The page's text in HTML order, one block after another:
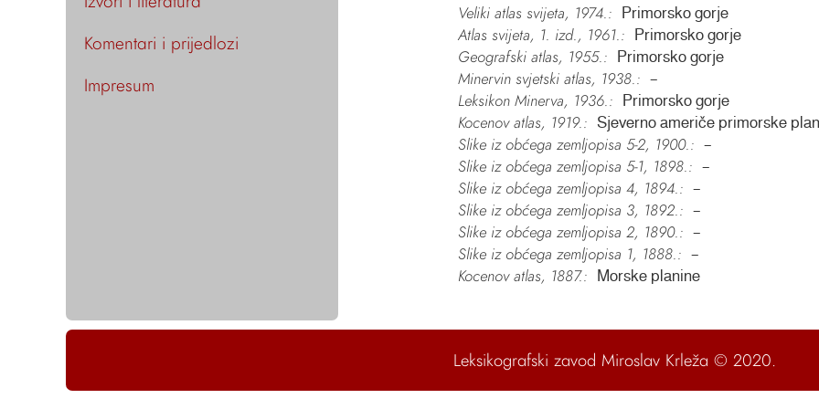
Komentari i prijedlozi
Impresum
Veliki atlas svijeta, 1974.:
Primorsko gorje
Atlas svijeta, 1. izd., 1961.: Primorsko gorje
Geografski atlas, 1955.: Primorsko gorje
Minervin svjetski atlas, 1938.: –
Leksikon Minerva, 1936.: Primorsko gorje
Kocenov atlas, 1919.: Sjeverno američe primorske
Slike iz obćega zemljopisa 5-2, 1900.: –
Slike iz obćega zemljopisa 5-1, 1898.: –
Slike iz obćega zemljopisa 4, 1894.: –
Slike iz obćega zemljopisa 3, 1892.: –
Slike iz obćega zemljopisa 2, 1890.: –
Slike iz obćega zemljopisa 1, 1888.: –
Kocenov atlas, 1887.: Morske planine
Leksikografski zavod Miroslav Krleža © 2020.